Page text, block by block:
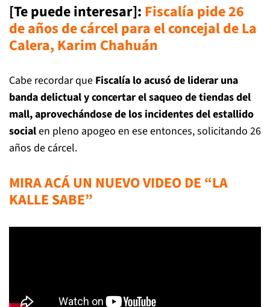
[Te puede interesar]: Fiscalía pide 26
de años de cárcel para el concejal de La
Calera, Karim Chahuán
Cabe recordar que Fiscalía lo acusó de liderar una
banda delictual y concertar el saqueo de tiendas del
mall, aprovechándose de los incidentes del estallido
socialen pleno apogeo en ese entonces, solicitando 26
años de cárcel.
MIRA ACÁ UN NUEVO VIDEO DE “LA
KALLE SABE”